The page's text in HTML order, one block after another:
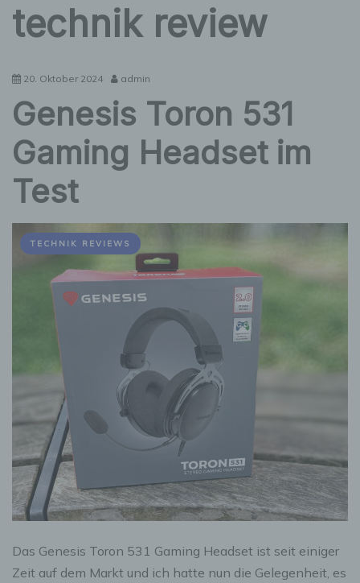
technik review
20. Oktober 2024 admin
Genesis Toron 531
Gaming Headset im
Test
TECHNIK REVIEWS
Das Genesis Toron 531 Gaming Headset ist seit einiger
Zeit auf dem Markt und ich hatte nun die Gelegenheit, es